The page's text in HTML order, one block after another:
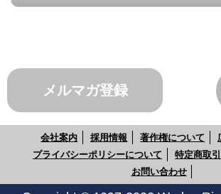
メルマガ登録
会社案内 採用情報 著作権について
プライバシーポリシーについて
特定商取
お問い合わせ